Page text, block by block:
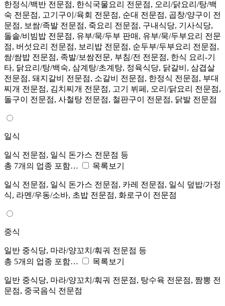
한정식/백반 전문점, 한식국물요리 전문점, 오리/닭요리/탕/백
숙 전문점, 고기구이/육회 전문점, 순대 전문점, 곱창/양구이 전
문점, 보쌈/족발 전문점, 죽요리 전문점, 구내식당, 기사식당,
돌솥/비빔밥 전문점, 유부/묵/두부 판매, 유부/묵/두부요리 전문
점, 버섯요리 전문점, 보리밥 전문점, 순두부/두부요리 전문점,
쌈/쌈밥 전문점, 족발/보쌈전문, 부침/전 전문점, 한식 요리-기
타, 닭요리/탕/백숙, 삼계탕/초계탕, 정육식당, 닭갈비, 삼겹살
전문점, 돼지갈비 전문점, 소갈비 전문점, 한정식 전문점, 부대
찌개 전문점, 김치찌개 전문점, 고기 뷔페, 오리/닭요리 전문점,
돌구이 전문점, 사철탕 전문점, 철판구이 전문점, 닭발 전문점
일식
일식 전문점, 일식 돈가스 전문점 등
총 7개의 업종 포함…
목록보기
일식 전문점, 일식 돈가스 전문점, 카레 전문점, 일식 덮밥/가정
식, 라멘/우동/소바, 초밥 전문점, 화로구이 전문점
중식
일반 중식당, 마라/양꼬치/훠궈 전문점 등
총 5개의 업종 포함…
목록보기
일반 중식당, 마라/양꼬치/훠궈 전문점, 탕수육 전문점, 짬뽕 전
문점, 중국음식 전문점